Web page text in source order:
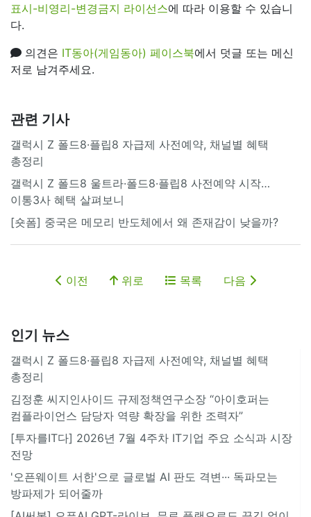
표시-비영리-변경금지 라이선스에 따라 이용할 수 있습니
다.
의견은 IT동아(게임동아) 페이스북에서 덧글 또는 메신
저로 남겨주세요.
관련 기사
갤럭시 Z 폴드8·플립8 자급제 사전예약, 채널별 혜택
총정리
갤럭시 Z 폴드8 울트라·폴드8·플립8 사전예약 시작…
이통3사 혜택 살펴보니
[숏폼] 중국은 메모리 반도체에서 왜 존재감이 낮을까?
이전 위로 목록 다음
인기 뉴스
갤럭시 Z 폴드8·플립8 자급제 사전예약, 채널별 혜택
총정리
김정훈 씨지인사이드 규제정책연구소장 “아이호퍼는
컴플라이언스 담당자 역량 확장을 위한 조력자”
[투자를IT다] 2026년 7월 4주차 IT기업 주요 소식과 시장
전망
'오픈웨이트 서한'으로 글로벌 AI 판도 격변··· 독파모는
방파제가 되어줄까